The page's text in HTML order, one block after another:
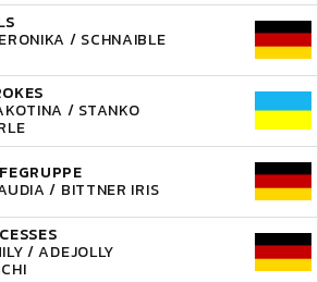
/ SCHNAIBLE
/ STANKO
/ BITTNER IRIS
/ ADEJOLLY